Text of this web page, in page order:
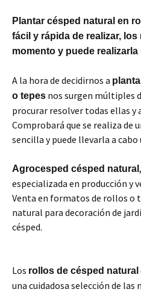
Plantar césped natural en
fácil y rápida de realizar,
momento y puede
A la hora de decidirnos a
o tepes nos surgen múltiples
procurar resolver todas ellas y
Comprobará que se realiza de
sencilla y puede llevarla a
Agrocesped césped natural
especializada en producción y
Venta en formatos de rollos o
natural para decoración de
césped.
Los rollos de césped natural
una cuidadosa selección de las